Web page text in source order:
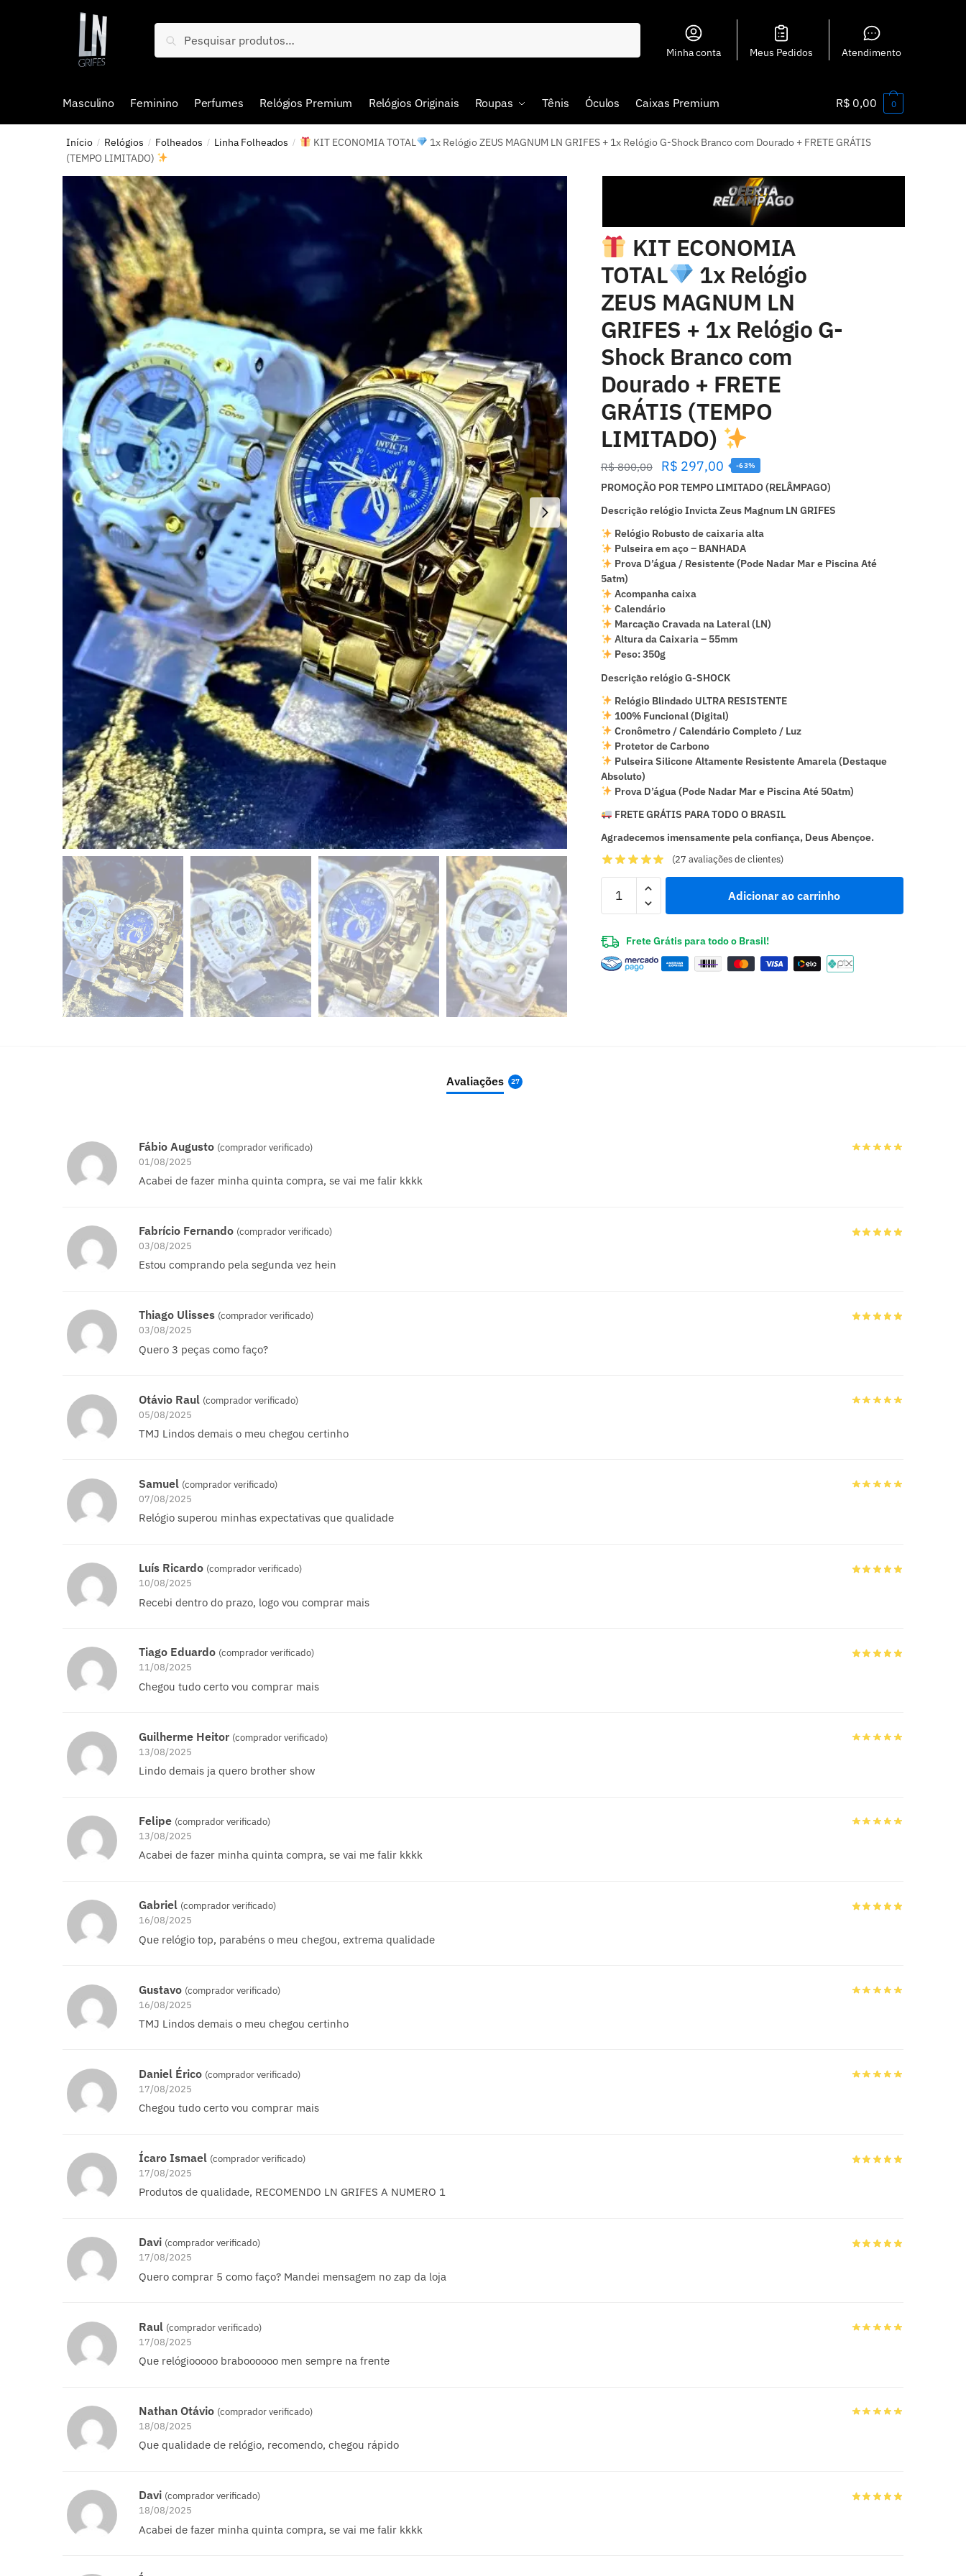
Pesquisar
Minha conta Meus Pedidos Atendimento
Masculino Feminino Perfumes Relógios Premium Relógios Originais Roupas Tênis Óculos Caixas Premium R$ 0,00 0
Início / Relógios / Folheados / Linha Folheados / KIT ECONOMIA TOTAL
1x Relógio ZEUS MAGNUM LN GRIFES + 1x Relógio G-Shock Branco com Dourado + FRETE GRÁTIS
(TEMPO LIMITADO)
KIT ECONOMIA
TOTAL
1x Relógio
ZEUS MAGNUM LN
GRIFES + 1x Relógio G-
Shock Branco com
Dourado + FRETE
GRÁTIS (TEMPO
LIMITADO)
R$800,00 R$ 297,00 -63%
PROMOÇÃO POR TEMPO LIMITADO (RELÂMPAGO)
Descrição relógio Invicta Zeus Magnum LN GRIFES
Relógio Robusto de caixaria alta
Pulseira em aço – BANHADA
Prova D’água / Resistente (Pode Nadar Mar e Piscina Até
5atm)
Acompanha caixa
Calendário
Marcação Cravada na Lateral (LN)
Altura da Caixaria – 55mm
Peso: 350g
Descrição relógio G-SHOCK
Relógio Blindado ULTRA RESISTENTE
100% Funcional (Digital)
Cronômetro / Calendário Completo / Luz
Protetor de Carbono
Pulseira Silicone Altamente Resistente Amarela (Destaque
Absoluto)
Prova D’água (Pode Nadar Mar e Piscina Até 50atm)
FRETE GRÁTIS PARA TODO O BRASIL
Agradecemos imensamente pela confiança, Deus Abençoe.
(27 avaliações de clientes)
Adicionar ao carrinho
Frete Grátis para todo o Brasil!
Avaliações 27
Fábio Augusto (comprador verificado)
01/08/2025
Acabei de fazer minha quinta compra, se vai me falir kkkk
Fabrício Fernando (comprador verificado)
03/08/2025
Estou comprando pela segunda vez hein
Thiago Ulisses (comprador verificado)
03/08/2025
Quero 3 peças como faço?
Otávio Raul (comprador verificado)
05/08/2025
TMJ Lindos demais o meu chegou certinho
Samuel (comprador verificado)
07/08/2025
Relógio superou minhas expectativas que qualidade
Luís Ricardo (comprador verificado)
10/08/2025
Recebi dentro do prazo, logo vou comprar mais
Tiago Eduardo (comprador verificado)
11/08/2025
Chegou tudo certo vou comprar mais
Guilherme Heitor (comprador verificado)
13/08/2025
Lindo demais ja quero brother show
Felipe (comprador verificado)
13/08/2025
Acabei de fazer minha quinta compra, se vai me falir kkkk
Gabriel (comprador verificado)
16/08/2025
Que relógio top, parabéns o meu chegou, extrema qualidade
Gustavo (comprador verificado)
16/08/2025
TMJ Lindos demais o meu chegou certinho
Daniel Érico (comprador verificado)
17/08/2025
Chegou tudo certo vou comprar mais
Ícaro Ismael (comprador verificado)
17/08/2025
Produtos de qualidade, RECOMENDO LN GRIFES A NUMERO 1
Davi (comprador verificado)
17/08/2025
Quero comprar 5 como faço? Mandei mensagem no zap da loja
Raul (comprador verificado)
17/08/2025
Que relógiooooo braboooooo men sempre na frente
Nathan Otávio (comprador verificado)
18/08/2025
Que qualidade de relógio, recomendo, chegou rápido
Davi (comprador verificado)
18/08/2025
Acabei de fazer minha quinta compra, se vai me falir kkkk